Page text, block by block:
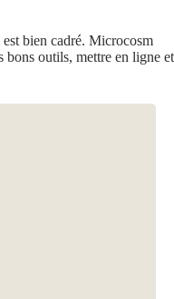
bien cadré. Microcosm
bons outils, mettre en ligne et